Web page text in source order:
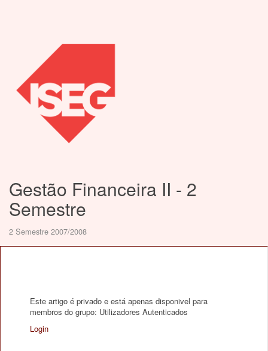
Gestão Financeira II - 2
Semestre
2 Semestre 2007/2008
Este artigo é privado e está apenas disponivel para
membros do grupo: Utilizadores Autenticados
Login